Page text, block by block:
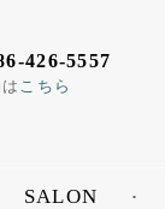
426-5557
こちら
SALON